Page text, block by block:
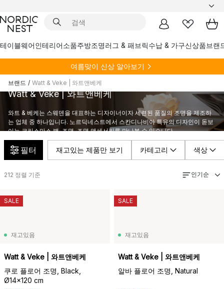
테이블웨어인테리어소품주방조명러그 & 패브릭수납 & 가구신상품브랜
여름맞이 신상 알아보기
브랜드 / Watt & Veke | 와트앤베케
Watt & Veke | 와트앤베케
와트 & 베케는 스웨덴을 대표하는 디자이너이자 세련된 품질의 조명을 제조하
는 업체 중 하나입니다. 노르딕네스트에서 스칸디나비아 특유의 디자인이 돋보
이는 크리스마스 별, 조명, 조명 액세서리를 만나볼 수 있습니다.
필터 재고있는 제품만 보기 카테고리 색상
212 정렬 기준 인기순
재고있음
Watt & Veke | 와트앤베케
쿠로 플로어 조명, Black,
Ø14x120 cm
SALE
재고있음
Watt & Veke | 와트앤베케
알바 플로어 조명, Natural
SALE